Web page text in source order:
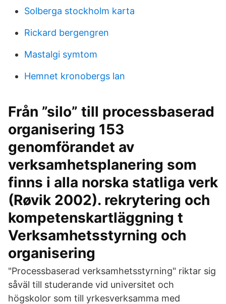
Solberga stockholm karta
Rickard bergengren
Mastalgi symtom
Hemnet kronobergs lan
Från ”silo” till processbaserad
organisering 153
genomförandet av
verksamhetsplanering som
finns i alla norska statliga verk
(Røvik 2002). rekrytering och
kompetenskartläggning t
Verksamhetsstyrning och
organisering
"Processbaserad verksamhetsstyrning" riktar sig
såväl till studerande vid universitet och
högskolor som till yrkesverksamma med